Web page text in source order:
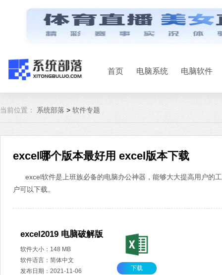
首页 电脑系统 电脑软件
当前位置： 系统部落 > 软件专题
excel哪个版本最好用 excel版本下载
excel软件是上班族必备的电脑办公神器，能够大大提高用户的
户可以下载。
excel2019 电脑破解版
软件大小：148 MB
软件语言：简体中文
发布日期：2021-11-06
下载